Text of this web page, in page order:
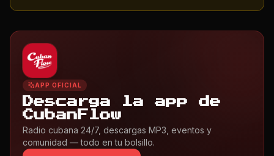
APP OFICIAL
Descarga la app de
CubanFlow
Radio cubana 24/7, descargas MP3, eventos y
comunidad — todo en tu bolsillo.